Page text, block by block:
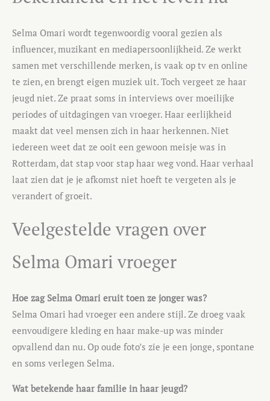
Selma Omari wordt tegenwoordig vooral gezien als
influencer, muzikant en mediapersoonlijkheid. Ze werkt
samen met verschillende merken, is vaak op tv en online
te zien, en brengt eigen muziek uit. Toch vergeet ze haar
jeugd niet. Ze praat soms in interviews over moeilijke
periodes of uitdagingen van vroeger. Haar eerlijkheid
maakt dat veel mensen zich in haar herkennen. Niet
iedereen weet dat ze ooit een gewoon meisje was in
Rotterdam, dat stap voor stap haar weg vond. Haar verhaal
laat zien dat je je afkomst niet hoeft te vergeten als je
verandert of groeit.
Veelgestelde vragen over
Selma Omari vroeger
Hoe zag Selma Omari eruit toen ze jonger was?
Selma Omari had vroeger een andere stijl. Ze droeg vaak
eenvoudigere kleding en haar make-up was minder
opvallend dan nu. Op oude foto’s zie je een jonge, spontane
en soms verlegen Selma.
Wat betekende haar familie in haar jeugd?